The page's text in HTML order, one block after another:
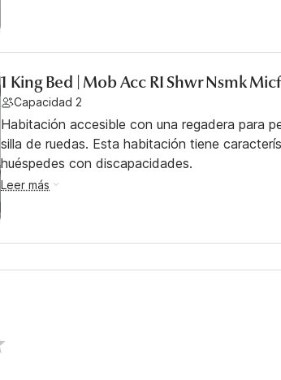
1 King Bed | Mob Acc RI Shwr Nsmk
Capacidad 2
Habitación accesible con una regadera para
silla de ruedas. Esta habitación tiene
huéspedes con discapacidades.
Leer más